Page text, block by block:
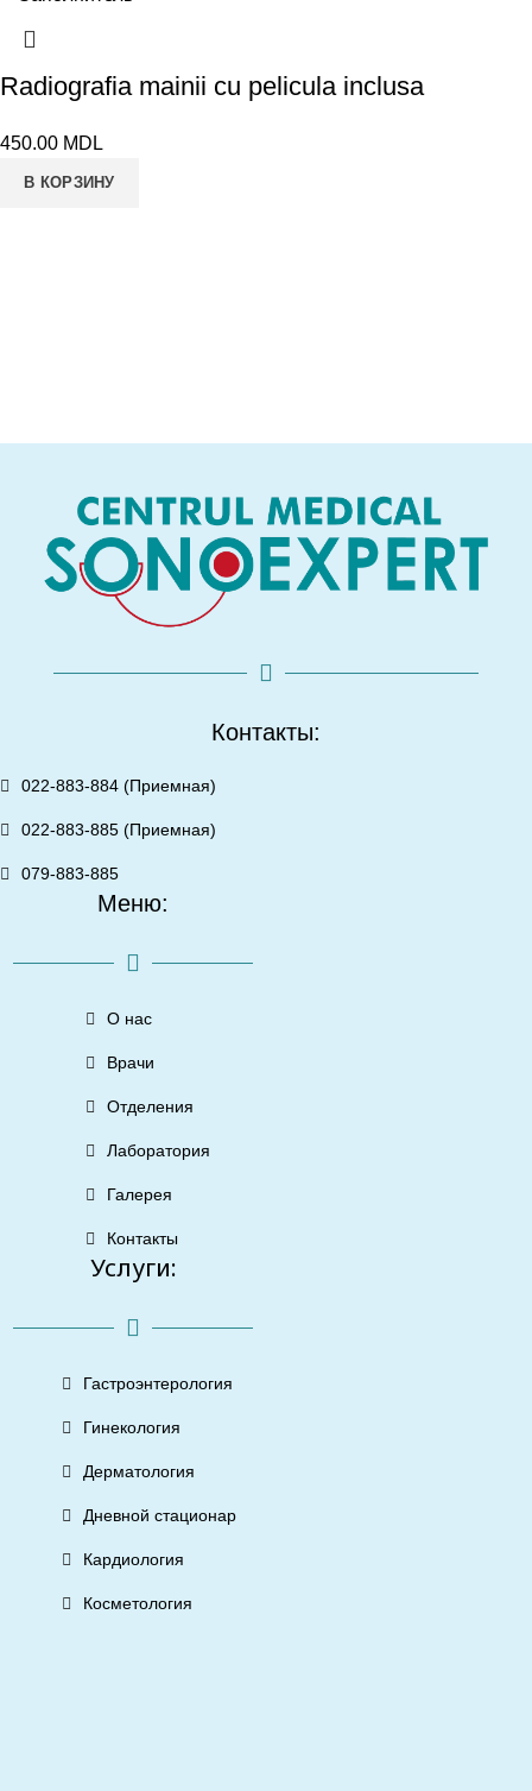
Radiografia mainii cu pelicula inclusa
450.00 MDL
В КОРЗИНУ
Контакты:
022-883-884 (Приемная)
022-883-885 (Приемная)
079-883-885
Меню:
О нас
Врачи
Отделения
Лаборатория
Галерея
Контакты
Услуги:
Гастроэнтерология
Гинекология
Дерматология
Дневной стационар
Кардиология
Косметология